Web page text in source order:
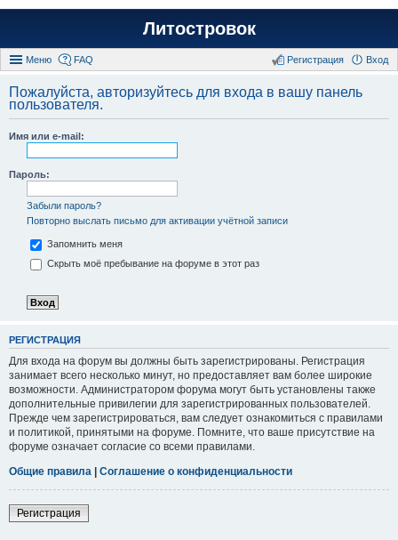
Литостровок
Меню FAQ Вход
Регистрация
Пожалуйста, авторизуйтесь для входа в вашу панель
пользователя.
Имя или e-mail:
Пароль:
Забыли пароль?
Повторно выслать письмо для активации учётной записи
Запомнить меня
Скрыть моё пребывание на форуме в этот раз
РЕГИСТРАЦИЯ
Для входа на форум вы должны быть зарегистрированы. Регистрация
занимает всего несколько минут, но предоставляет вам более широкие
возможности. Администратором форума могут быть установлены также
дополнительные привилегии для зарегистрированных пользователей.
Прежде чем зарегистрироваться, вам следует ознакомиться с правилами
и политикой, принятыми на форуме. Помните, что ваше присутствие на
форуме означает согласие со всеми правилами.
Общие правила | Соглашение о конфиденциальности
Регистрация